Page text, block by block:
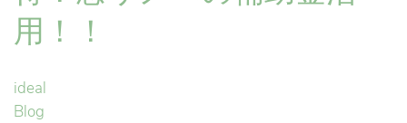
用！！
ideal
Blog